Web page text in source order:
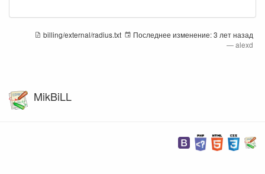
billing/external/radius.txt Последнее изменение:3 лет назад
—alexd
MikBiLL